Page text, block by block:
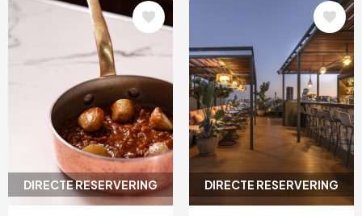
DIRECTE RESERVERING
Afbeelding
DIRECTE RESERVERING